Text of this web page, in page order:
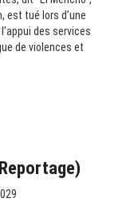
est tué lors d’une
des services
de violences et